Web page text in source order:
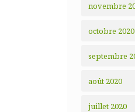
novembre
octobre 2020
septembre
août 2020
juillet 2020